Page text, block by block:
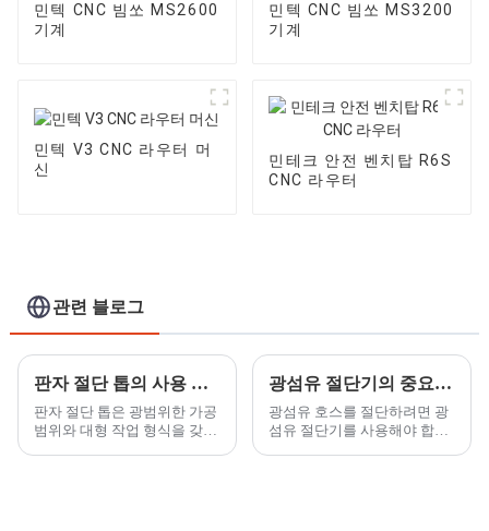
민텍 CNC 빔쏘 MS2600
기계
민텍 CNC 빔쏘 MS3200
기계
민텍 V3 CNC 라우터 머
신
민테크 안전 벤치탑 R6S
CNC 라우터
관련 블로그
판자 절단 톱의 사용 범위는 어디입니까?
판자 절단 톱은 광범위한 가공
범위와 대형 작업 형식을 갖추
광섬유 절단기의 중요성은 무엇입니까?
광섬유 호스를 절단하려면 광
섬유 절단기를 사용해야 합니